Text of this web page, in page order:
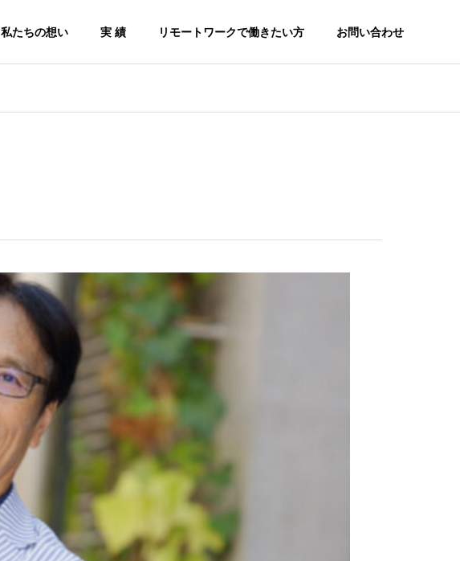
私たちの想い 実 績 リモートワークで働きたい方 お問い合わせ
地方創生
Google Workspace
導入支援